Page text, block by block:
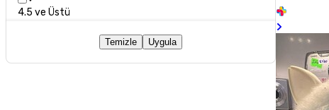
4.5 ve Üstü
Temizle Uygula